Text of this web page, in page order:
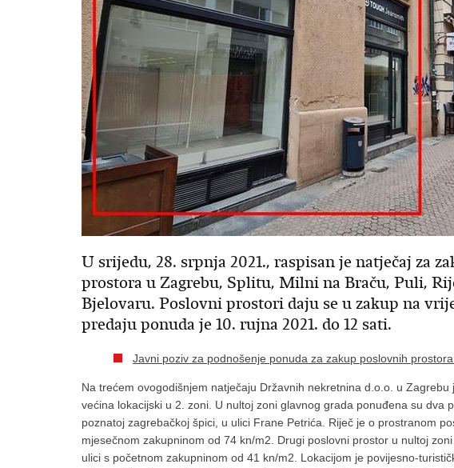
U srijedu, 28. srpnja 2021., raspisan je natječaj za
prostora u Zagrebu, Splitu, Milni na Braču, Puli,
Bjelovaru. Poslovni prostori daju se u zakup na
predaju ponuda je 10. rujna 2021. do 12 sati.
Javni poziv za podnošenje ponuda za zakup poslovnih prostora
Na trećem ovogodišnjem natječaju Državnih nekretnina d.o.o. u
većina lokacijski u 2. zoni. U nultoj zoni glavnog grada ponuđena su dva
poznatoj zagrebačkoj špici, u ulici Frane Petrića. Riječ je o prostranom
mjesečnom zakupninom od 74 kn/m2. Drugi poslovni prostor u nultoj
ulici s početnom zakupninom od 41 kn/m2. Lokacijom je povijesno-